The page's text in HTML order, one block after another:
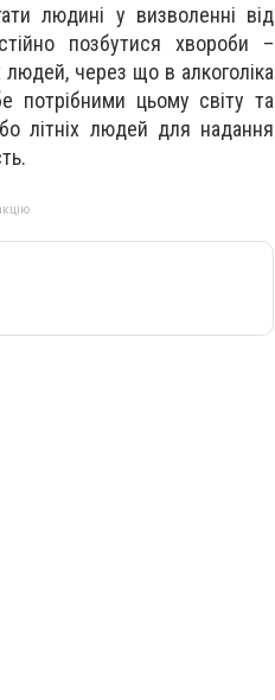
людині у визволенні від
позбутися хвороби –
людей, через що в алкоголіка
потрібними цьому світу та
літніх людей для надання